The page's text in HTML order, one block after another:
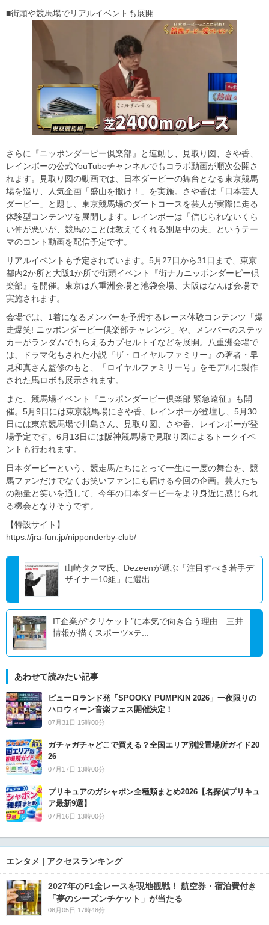
■街頭や競馬場でリアルイベントも展開
さらに『ニッポンダービー倶楽部』と連動し、見取り図、さや香、
レインボーの公式YouTubeチャンネルでもコラボ動画が順次公開さ
れます。見取り図の動画では、日本ダービーの舞台となる東京競馬
場を巡り、人気企画「盛山を撒け！」を実施。さや香は「日本芸人
ダービー」と題し、東京競馬場のダートコースを芸人が実際に走る
体験型コンテンツを展開します。レインボーは「信じられないくら
い仲が悪いが、競馬のことは教えてくれる別居中の夫」というテー
マのコント動画を配信予定です。
リアルイベントも予定されています。5月27日から31日まで、東京
都内2か所と大阪1か所で街頭イベント『街ナカニッポンダービー倶
楽部』を開催。東京は八重洲会場と池袋会場、大阪はなんば会場で
実施されます。
会場では、1着になるメンバーを予想するレース体験コンテンツ「爆
走爆笑! ニッポンダービー倶楽部チャレンジ」や、メンバーのステッ
カーがランダムでもらえるカプセルトイなどを展開。八重洲会場で
は、ドラマ化もされた小説『ザ・ロイヤルファミリー』の著者・早
見和真さん監修のもと、「ロイヤルファミリー号」をモデルに製作
された馬ロボも展示されます。
また、競馬場イベント『ニッポンダービー倶楽部 緊急遠征』も開
催。5月9日には東京競馬場にさや香、レインボーが登壇し、5月30
日には東京競馬場で川島さん、見取り図、さや香、レインボーが登
場予定です。6月13日には阪神競馬場で見取り図によるトークイベ
ントも行われます。
日本ダービーという、競走馬たちにとって一生に一度の舞台を、競
馬ファンだけでなくお笑いファンにも届ける今回の企画。芸人たち
の熱量と笑いを通して、今年の日本ダービーをより身近に感じられ
る機会となりそうです。
【特設サイト】
https://jra-fun.jp/nipponderby-club/
山崎タクマ氏、Dezeenが選ぶ「注目すべき若手デ
ザイナー10組」に選出
IT企業が“クリケット”に本気で向き合う理由 三井
情報が描くスポーツ×テ...
あわせて読みたい記事
ピューロランド発「SPOOKY PUMPKIN 2026」一夜限りの
ハロウィーン音楽フェス開催決定！
07月31日 15時00分
ガチャガチャどこで買える？全国エリア別設置場所ガイド20
26
07月17日 13時00分
プリキュアのガシャポン全種類まとめ2026【名探偵プリキュ
ア最新9選】
07月16日 13時00分
エンタメ | アクセスランキング
2027年のF1全レースを現地観戦！ 航空券・宿泊費付き
「夢のシーズンチケット」が当たる
08月05日 17時48分